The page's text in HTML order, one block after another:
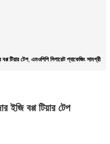
টিয়ার টেপ, এমওপিপি সিগারেট প্যাকেজিং সামগ্রী
ইজি বপ্প টিয়ার টেপ